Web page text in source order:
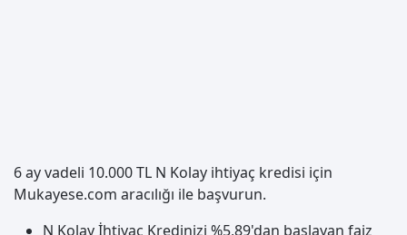
6 ay vadeli 10.000 TL N Kolay ihtiyaç kredisi için
Mukayese.com aracılığı ile başvurun.
N Kolay İhtiyaç Kredinizi %5,89'dan başlayan faiz